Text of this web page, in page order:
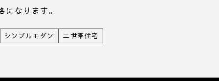
なります。
シンプルモダン 二世帯住宅